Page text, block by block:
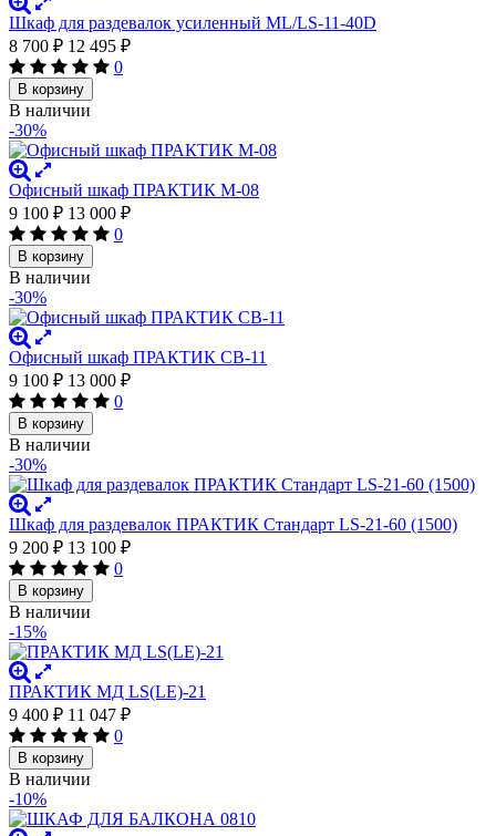
Шкаф для раздевалок усиленный ML/LS-11-40D
8 700 ₽ 12 495 ₽
0
В корзину
В наличии
-30%
Офисный шкаф ПРАКТИК M-08
9 100 ₽ 13 000 ₽
0
В корзину
В наличии
-30%
Офисный шкаф ПРАКТИК CB-11
9 100 ₽ 13 000 ₽
0
В корзину
В наличии
-30%
Шкаф для раздевалок ПРАКТИК Стандарт LS-21-60 (1500)
9 200 ₽ 13 100 ₽
0
В корзину
В наличии
-15%
ПРАКТИК МД LS(LE)-21
9 400 ₽ 11 047 ₽
0
В корзину
В наличии
-10%